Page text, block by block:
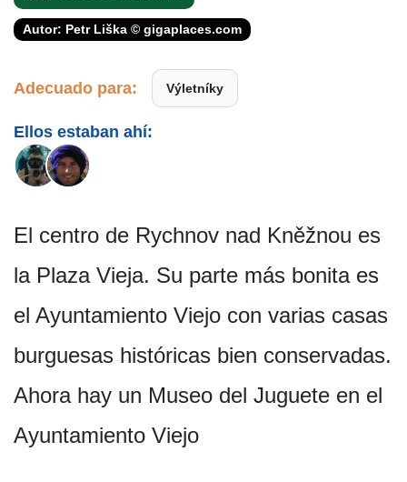
Autor: Petr Liška © gigaplaces.com
Adecuado para: Výletníky
Ellos estaban ahí:
El centro de Rychnov nad Kněžnou es
la Plaza Vieja. Su parte más bonita es
el Ayuntamiento Viejo con varias casas
burguesas históricas bien conservadas.
Ahora hay un Museo del Juguete en el
Ayuntamiento Viejo